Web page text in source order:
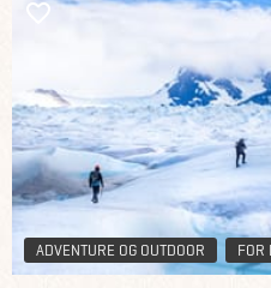
ADVENTURE OG OUTDOOR FOR